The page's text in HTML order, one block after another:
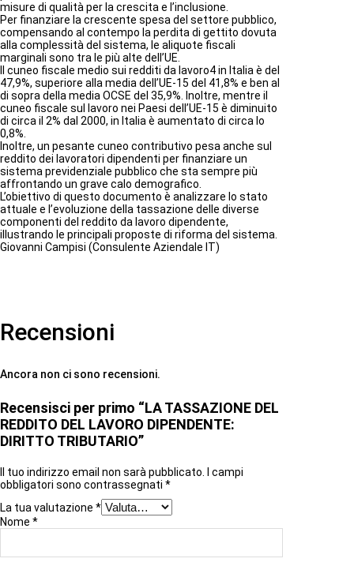
à
misure di qualità per la crescita e l’inclusione.
Per finanziare la crescente spesa del settore pubblico,
compensando al contempo la perdita di gettito dovuta
alla complessità del sistema, le aliquote fiscali
marginali sono tra le più alte dell’UE.
Il cuneo fiscale medio sui redditi da lavoro4 in Italia è del
47,9%, superiore alla media dell’UE-15 del 41,8% e ben al
di sopra della media OCSE del 35,9%. Inoltre, mentre il
cuneo fiscale sul lavoro nei Paesi dell’UE-15 è diminuito
di circa il 2% dal 2000, in Italia è aumentato di circa lo
0,8%.
Inoltre, un pesante cuneo contributivo pesa anche sul
reddito dei lavoratori dipendenti per finanziare un
sistema previdenziale pubblico che sta sempre più
affrontando un grave calo demografico.
L’obiettivo di questo documento è analizzare lo stato
attuale e l’evoluzione della tassazione delle diverse
componenti del reddito da lavoro dipendente,
illustrando le principali proposte di riforma del sistema.
Giovanni Campisi (Consulente Aziendale IT)
Recensioni
Ancora non ci sono recensioni.
Recensisci per primo “LA TASSAZIONE DEL
REDDITO DEL LAVORO DIPENDENTE:
DIRITTO TRIBUTARIO”
Il tuo indirizzo email non sarà pubblicato.
I campi
obbligatori sono contrassegnati *
La tua valutazione *
Nome *